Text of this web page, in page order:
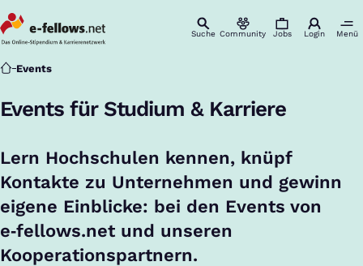
Suche Community Jobs Login Menü
Startseite
Events
Events für Studium & Karriere
Lern Hochschulen kennen, knüpf
Kontakte zu Unternehmen und gewinn
eigene Einblicke: bei den Events von
e‑fellows.net und unseren
Kooperationspartnern.